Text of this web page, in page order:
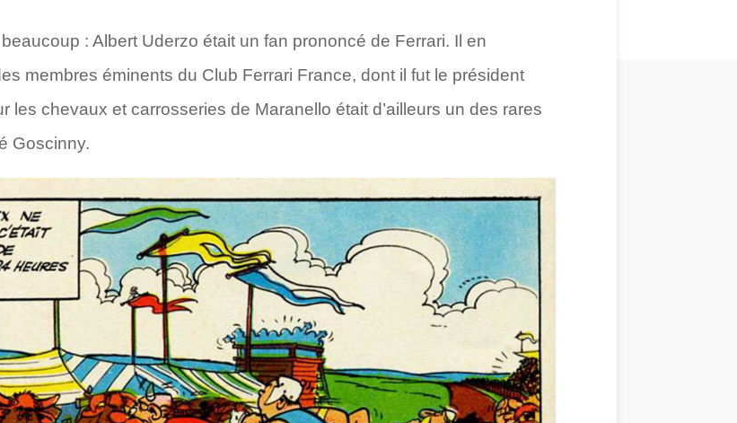
: Albert Uderzo était un fan prononcé de Ferrari. Il en
membres éminents du Club Ferrari France, dont il fut le président
les chevaux et carrosseries de Maranello était d’ailleurs un des rares
Goscinny.